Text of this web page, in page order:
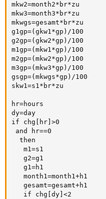
mkw2=month2*br*zu
mkw3=month3*br*zu
mkwgs=gesamt*br*zu
g1gp=(gkw1*gp)/100
g2gp=(gkw2*gp)/100
m1gp=(mkw1*gp)/100
m2gp=(mkw2*gp)/100
m3gp=(mkw3*gp)/100
gsgp=(mkwgs*gp)/100
skw1=s1*br*zu
hr=hours
dy=day
if chg[hr]>0
and hr==0
  then
   m1=s1
   g2=g1
   g1=h1
   month1=month1+h1
   gesamt=gesamt+h1
   if chg[dy]<2